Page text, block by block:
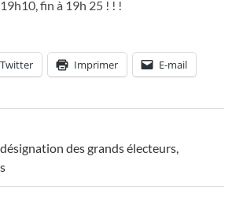
fin à 19h 25 ! ! !
Twitter Imprimer E-mail
désignation des grands électeurs,